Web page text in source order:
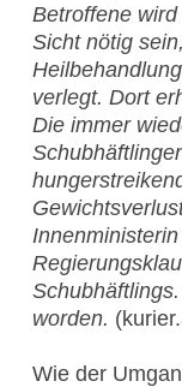
Betroffene
Sicht nötig
verlegt. Dort
Die immer
worden.
Wie der